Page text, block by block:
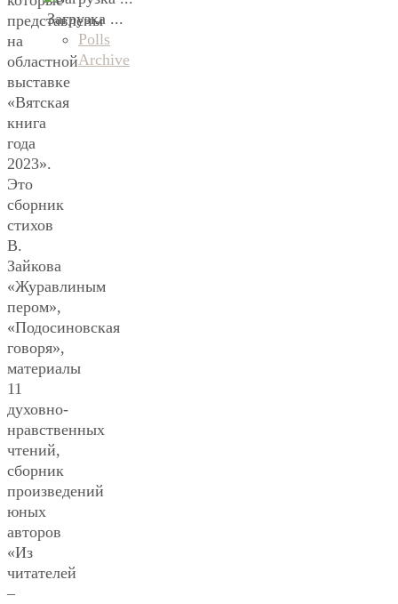
представлены
на
областной
выставке
«Вятская
книга
года
2023».
Это
сборник
стихов
В.
Зайкова
«Журавлиным
пером»,
«Подосиновская
говоря»,
материалы
11
духовно-
нравственных
чтений,
сборник
произведений
юных
авторов
«Из
читателей
–
Загрузка ...
Polls
Archive